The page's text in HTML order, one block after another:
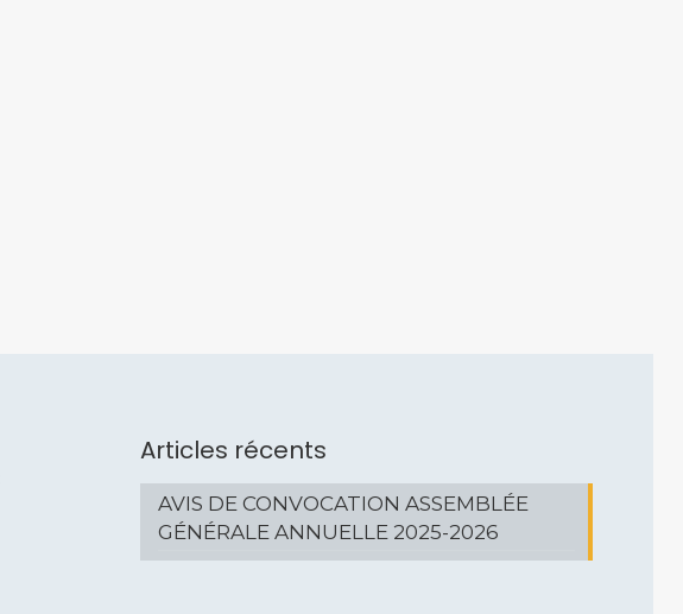
Articles récents
AVIS DE CONVOCATION ASSEMBLÉE
GÉNÉRALE ANNUELLE 2025-2026